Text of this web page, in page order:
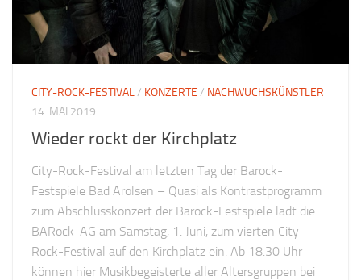
CITY-ROCK-FESTIVAL/ KONZERTE / NACHWUCHSKÜNSTLER
14. MAI 2019
Wieder rockt der Kirchplatz
City-Rock-Festival am letzten Tag der Barock-
Festspiele Bad Arolsen – Quasi als Kontrastprogramm
zum Abschlusskonzert der Barock-Festspiele lädt die
BARock-AG am Samstag, 1. Juni, zum vierten City-
Rock-Festival auf den Kirchplatz ein. Ab 18.30 Uhr
können hier Musikbegeisterte aller Altersgruppen bei